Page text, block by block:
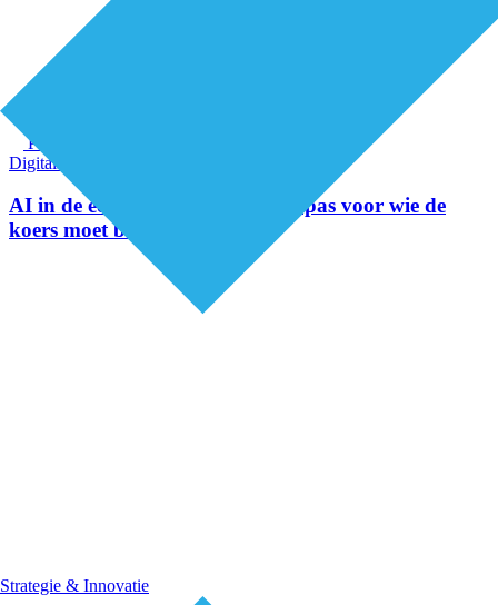
Strategie & Innovatie
Premium
Digitalisering
AI in de eerstelijnszorg: een kompas voor wie de
koers moet bepalen